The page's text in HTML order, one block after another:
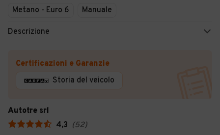
Metano - Euro 6
Manuale
Descrizione
Certificazioni e Garanzie
Storia del veicolo
Autotre srl
4,3 (52)